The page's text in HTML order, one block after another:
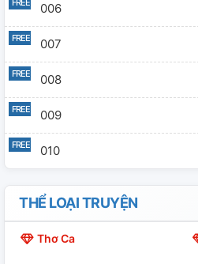
006
007
008
009
010
THỂ LOẠI TRUYỆN
Thơ Ca